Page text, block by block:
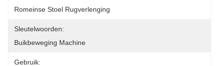
Romeinse Stoel Rugverlenging
Sleutelwoorden:
Buikbeweging Machine
Gebruik: